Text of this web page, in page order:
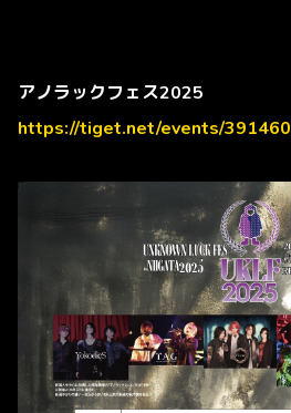
アノラックフェス2025
https://tiget.net/events/391460